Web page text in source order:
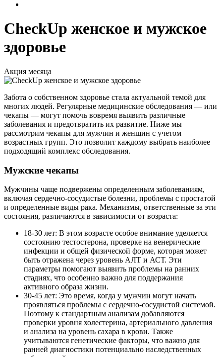
CheckUp женское и мужское
здоровье
Акция месяца
Забота о собственном здоровье стала актуальной темой для
многих людей. Регулярные медицинские обследования — или
чекапы — могут помочь вовремя выявить различные
заболевания и предотвратить их развитие. Ниже мы
рассмотрим чекапы для мужчин и женщин с учетом
возрастных групп. Это позволит каждому выбрать наиболее
подходящий комплекс обследования.
Мужские чекапы
Мужчины чаще подвержены определенным заболеваниям,
включая сердечно-сосудистые болезни, проблемы с простатой
и определенные виды рака. Механизмы, ответственные за эти
состояния, различаются в зависимости от возраста:
18-30 лет: В этом возрасте особое внимание уделяется
состоянию тестостерона, проверке на венерические
инфекции и общей физической форме, которая может
быть отражена через уровень АЛТ и АСТ. Эти
параметры помогают выявить проблемы на ранних
стадиях, что особенно важно для поддержания
активного образа жизни.
30-45 лет: Это время, когда у мужчин могут начать
проявляться проблемы с сердечно-сосудистой системой.
Поэтому к стандартным анализам добавляются
проверки уровня холестерина, артериального давления
и анализа на уровень сахара в крови. Также
учитываются генетические факторы, что важно для
ранней диагностики потенциально наследственных